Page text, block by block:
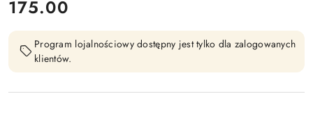
cena:
175.00
Program lojalnościowy dostępny jest tylko dla zalogowanych
klientów.